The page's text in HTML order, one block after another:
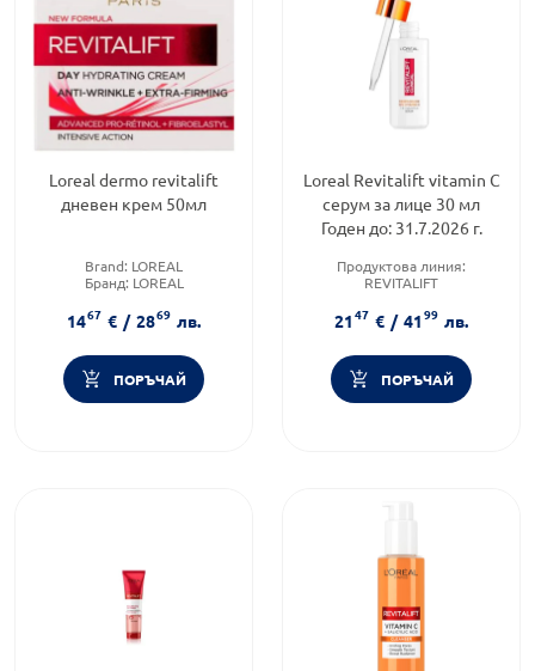
Loreal dermo revitalift
дневен крем 50мл
Brand: LOREAL
Бранд: LOREAL
Дневен
1467 € / 2869 лв.
ПОРЪЧАЙ
Loreal Revitalift vitamin C
серум за лице 30 мл
Годен до: 31.7.2026 г.
Продуктова линия:
REVITALIFT
козметика
Brand:
LOREAL
2147 € / 4199 лв.
ПОРЪЧАЙ